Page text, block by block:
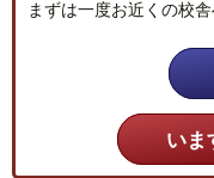
まずは一度お近くの校
いま